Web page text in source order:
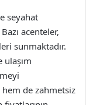
seyahat
acenteler,
sunmaktadır.
de zahmetsiz